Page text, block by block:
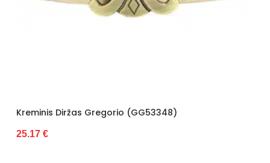
Kreminis Diržas Gregorio (GG53348)
25.17 €